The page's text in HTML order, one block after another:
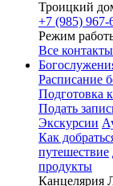
Троицкий
+7 (985) 967-
Режим
Все контакты
Расписание
Подготовка
Подать
Экскурсии
Как
путешествие
продукты
Канцелярия